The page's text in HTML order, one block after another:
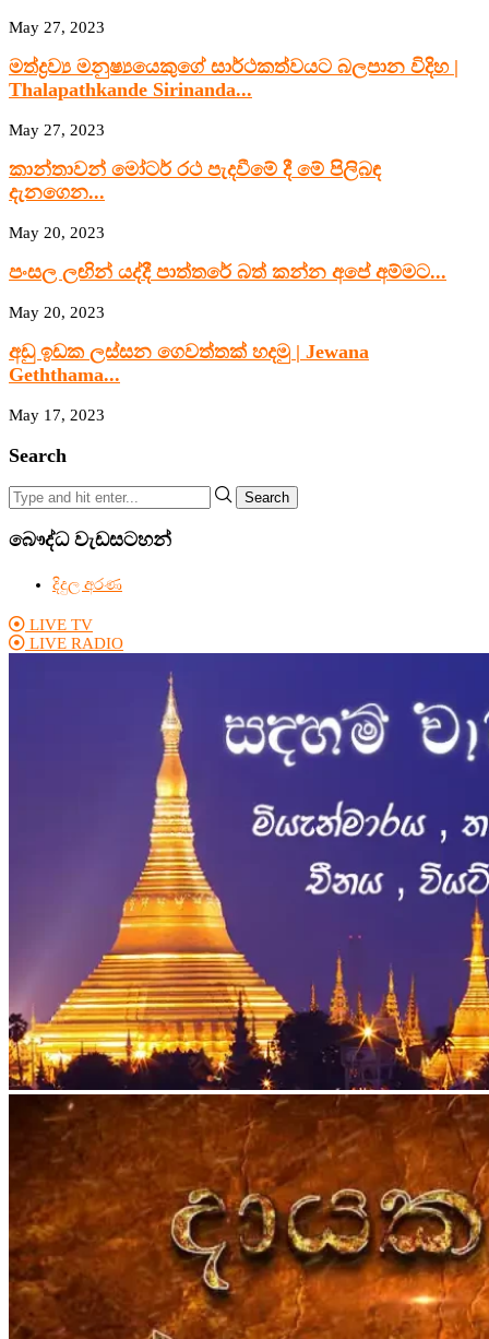
May 27, 2023
මත්ද්‍රව්‍ය මනුෂ්‍යයෙකුගේ සාර්ථකත්වයට බලපාන විදිහ |
Thalapathkande Sirinanda...
May 27, 2023
කාන්තාවන් මෝටර් රථ පැදවීමේ දී මේ පිලිබඳ
දැනගෙන...
May 20, 2023
පංසල ලඟින් යද්දී පාත්තරේ බත් කන්න අපේ අම්මට...
May 20, 2023
අඩු ඉඩක ලස්සන ගෙවත්තක් හදමු | Jewana
Geththama...
May 17, 2023
Search
Search
බෞද්ධ වැඩසටහන්
දිදුල අරණ
LIVE TV
LIVE RADIO